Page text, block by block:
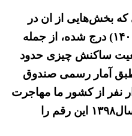
که بخش‌هایی از ان در
سایت دولتی بهار (۱۶ مرداد ۱۴۰۰) درج شده، از جمله
ساکنش چیزی حدود
طبق آمار رسمی صندوق
پول سالانه ۵۰۰هزار نفر از کشور ما مهاجرت
می‌کنند. مرکز آمار ایران در سال۱۳۹۸ این رقم را